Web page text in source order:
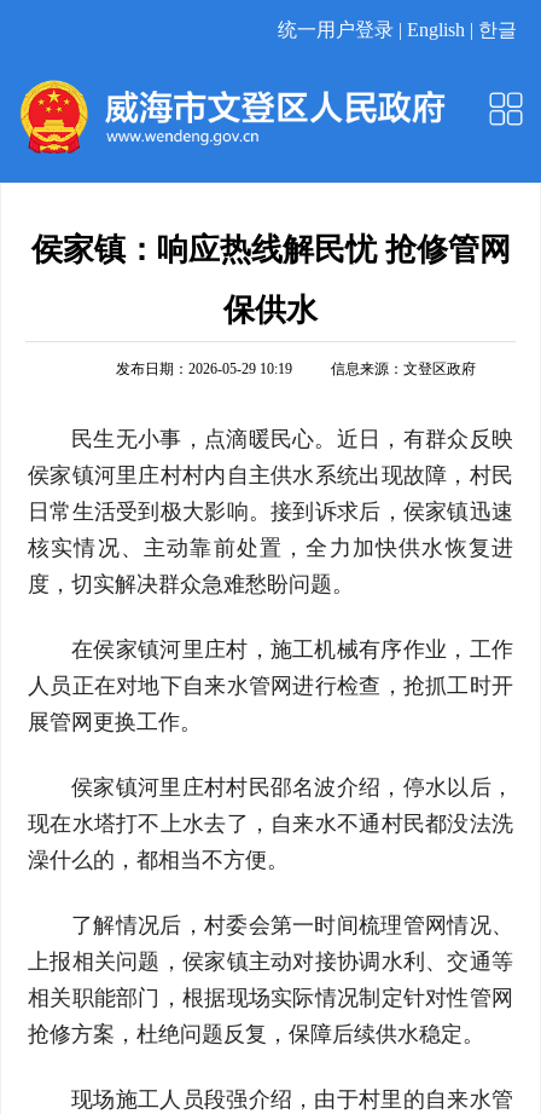
统一用户登录 | English | 한글
侯家镇：响应热线解民忧 抢修管网
保供水
发布日期：2026-05-29 10:19 信息来源： 文登区政府
民生无小事，点滴暖民心。近日，有群众反映
侯家镇河里庄村村内自主供水系统出现故障，村民
日常生活受到极大影响。接到诉求后，侯家镇迅速
核实情况、主动靠前处置，全力加快供水恢复进
度，切实解决群众急难愁盼问题。
在侯家镇河里庄村，施工机械有序作业，工作
人员正在对地下自来水管网进行检查，抢抓工时开
展管网更换工作。
侯家镇河里庄村村民邵名波介绍，停水以后，
现在水塔打不上水去了，自来水不通村民都没法洗
澡什么的，都相当不方便。
了解情况后，村委会第一时间梳理管网情况、
上报相关问题，侯家镇主动对接协调水利、交通等
相关职能部门，根据现场实际情况制定针对性管网
抢修方案，杜绝问题反复，保障后续供水稳定。
现场施工人员段强介绍，由于村里的自来水管